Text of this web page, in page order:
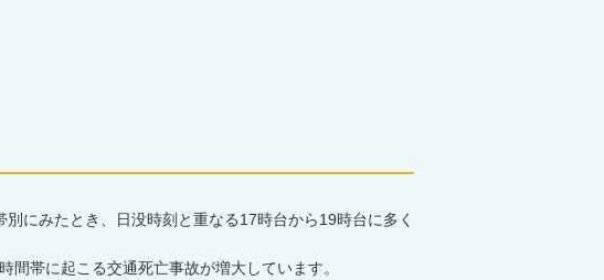
にみたとき、日没時刻と重なる17時台から19時台に多く
帯に起こる交通死亡事故が増大しています。